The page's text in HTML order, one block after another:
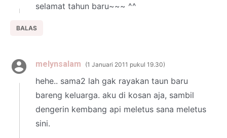
selamat tahun baru~~~ ^^
BALAS
melynsalam 1 Januari 2011 pukul 19.30
hehe.. sama2 lah gak rayakan taun baru
bareng keluarga. aku di kosan aja, sambil
dengerin kembang api meletus sana meletus
sini.